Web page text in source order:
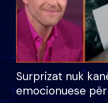
Surprizat nuk
emocionuese